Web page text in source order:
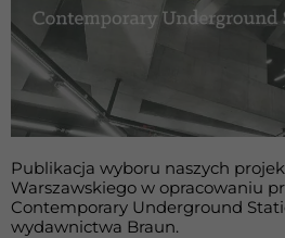
Publikacja wyboru naszych
Warszawskiego w opracowaniu
Contemporary Underground
wydawnictwa Braun.